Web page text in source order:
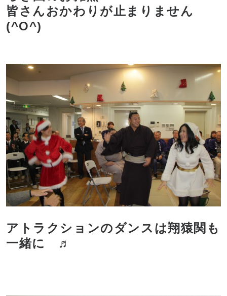
皆さんおかわりが止まりません
(^O^)
アトラクションのダンスは翔猿関も
一緒に ♬